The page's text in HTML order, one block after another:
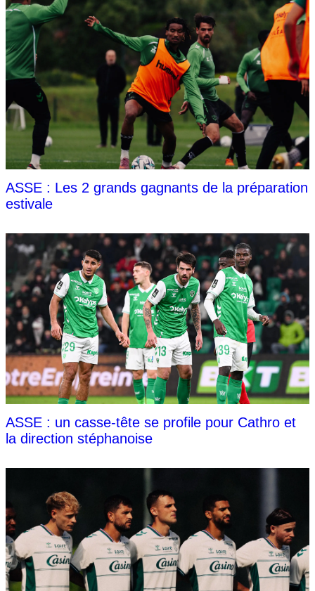
ASSE : Les 2 grands gagnants de la préparation
estivale
ASSE : un casse-tête se profile pour Cathro et
la direction stéphanoise